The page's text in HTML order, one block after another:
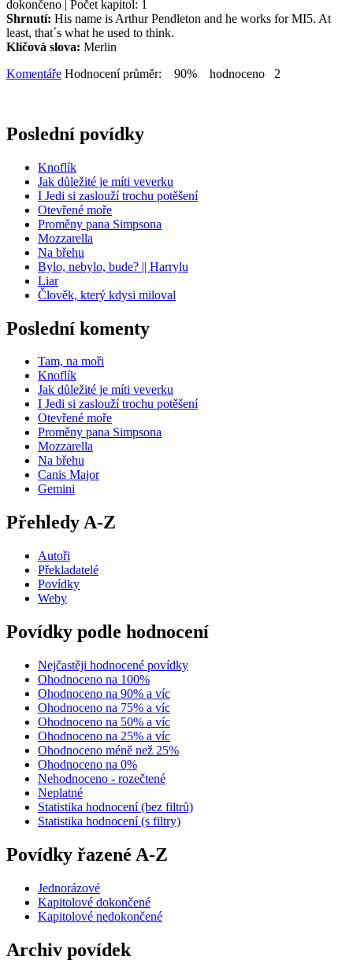
dokončeno | Počet kapitol: 1
Shrnutí: His name is Arthur Pendleton and he works for MI5. At
least, that´s what he used to think.
Klíčová slova: Merlin
Komentáře Hodnocení průměr: 90% hodnoceno 2
Poslední povídky
Knoflík
Jak důležité je míti veverku
I Jedi si zaslouží trochu potěšení
Otevřené moře
Proměny pana Simpsona
Mozzarella
Na břehu
Bylo, nebylo, bude? || Harrylu
Liar
Člověk, který kdysi miloval
Poslední komenty
Tam, na moři
Knoflík
Jak důležité je míti veverku
I Jedi si zaslouží trochu potěšení
Otevřené moře
Proměny pana Simpsona
Mozzarella
Na břehu
Canis Major
Gemini
Přehledy A-Z
Autoři
Překladatelé
Povídky
Weby
Povídky podle hodnocení
Nejčastěji hodnocené povídky
Ohodnoceno na 100%
Ohodnoceno na 90% a víc
Ohodnoceno na 75% a víc
Ohodnoceno na 50% a víc
Ohodnoceno na 25% a víc
Ohodnoceno méně než 25%
Ohodnoceno na 0%
Nehodnoceno - rozečtené
Neplatné
Statistika hodnocení (bez filtrů)
Statistika hodnocení (s filtry)
Povídky řazené A-Z
Jednorázové
Kapitolové dokončené
Kapitolové nedokončené
Archiv povídek